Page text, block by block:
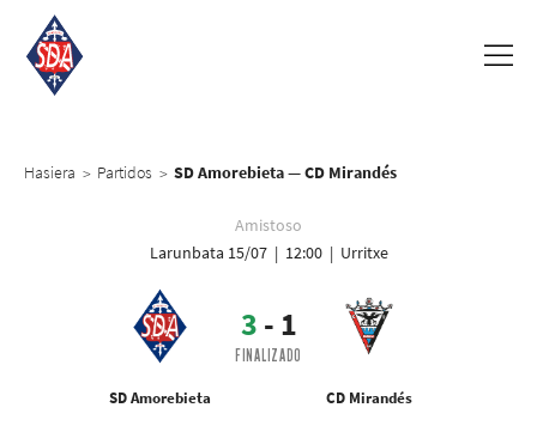
Hasiera > Partidos > SD Amorebieta — CD Mirandés
Amistoso
Larunbata 15/07 | 12:00 | Urritxe
SD Amorebieta
3 - 1
FINALIZADO
CD Mirandés